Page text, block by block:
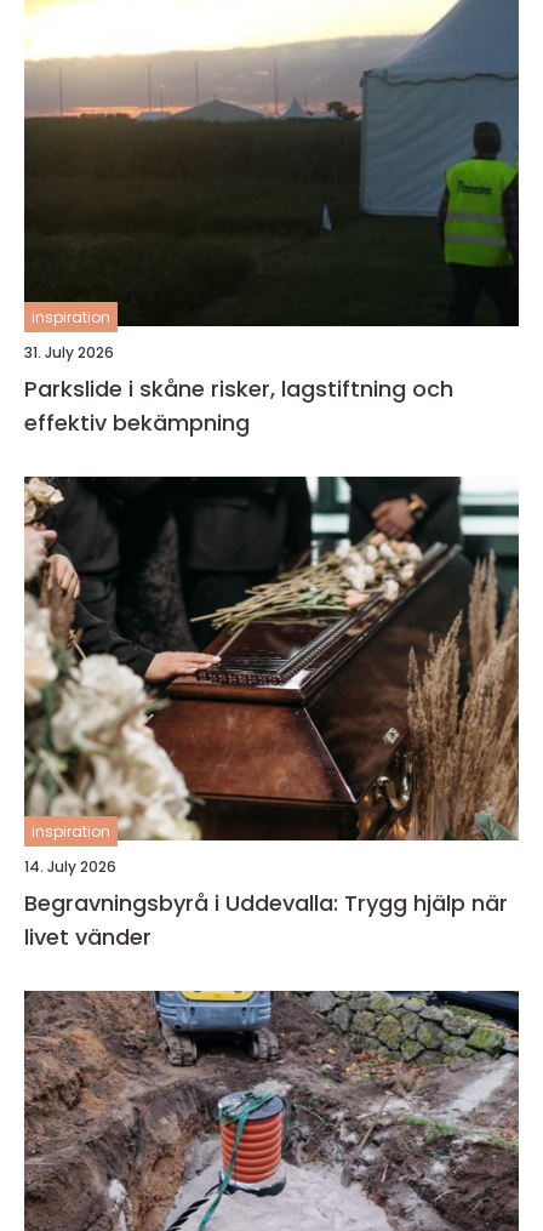
inspiration
31. July 2026
Parkslide i skåne risker, lagstiftning och
effektiv bekämpning
inspiration
14. July 2026
Begravningsbyrå i Uddevalla: Trygg hjälp när
livet vänder